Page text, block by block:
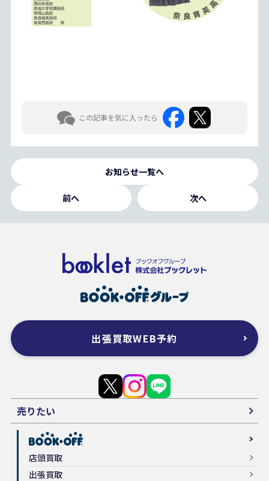
この記事を気に入ったら
お知らせ一覧へ
前へ 次へ
出張買取WEB予約
売りたい
店頭買取
出張買取